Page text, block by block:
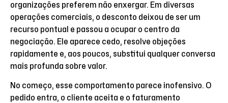
organizações preferem não enxergar. Em diversas
operações comerciais, o desconto deixou de ser um
recurso pontual e passou a ocupar o centro da
negociação. Ele aparece cedo, resolve objeções
rapidamente e, aos poucos, substitui qualquer conversa
mais profunda sobre valor.
No começo, esse comportamento parece inofensivo. O
pedido entra, o cliente aceita e o faturamento